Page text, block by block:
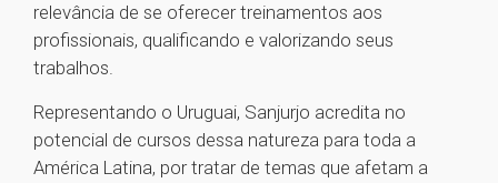
relevância de se oferecer treinamentos aos
profissionais, qualificando e valorizando seus
trabalhos.
Representando o Uruguai, Sanjurjo acredita no
potencial de cursos dessa natureza para toda a
América Latina, por tratar de temas que afetam a